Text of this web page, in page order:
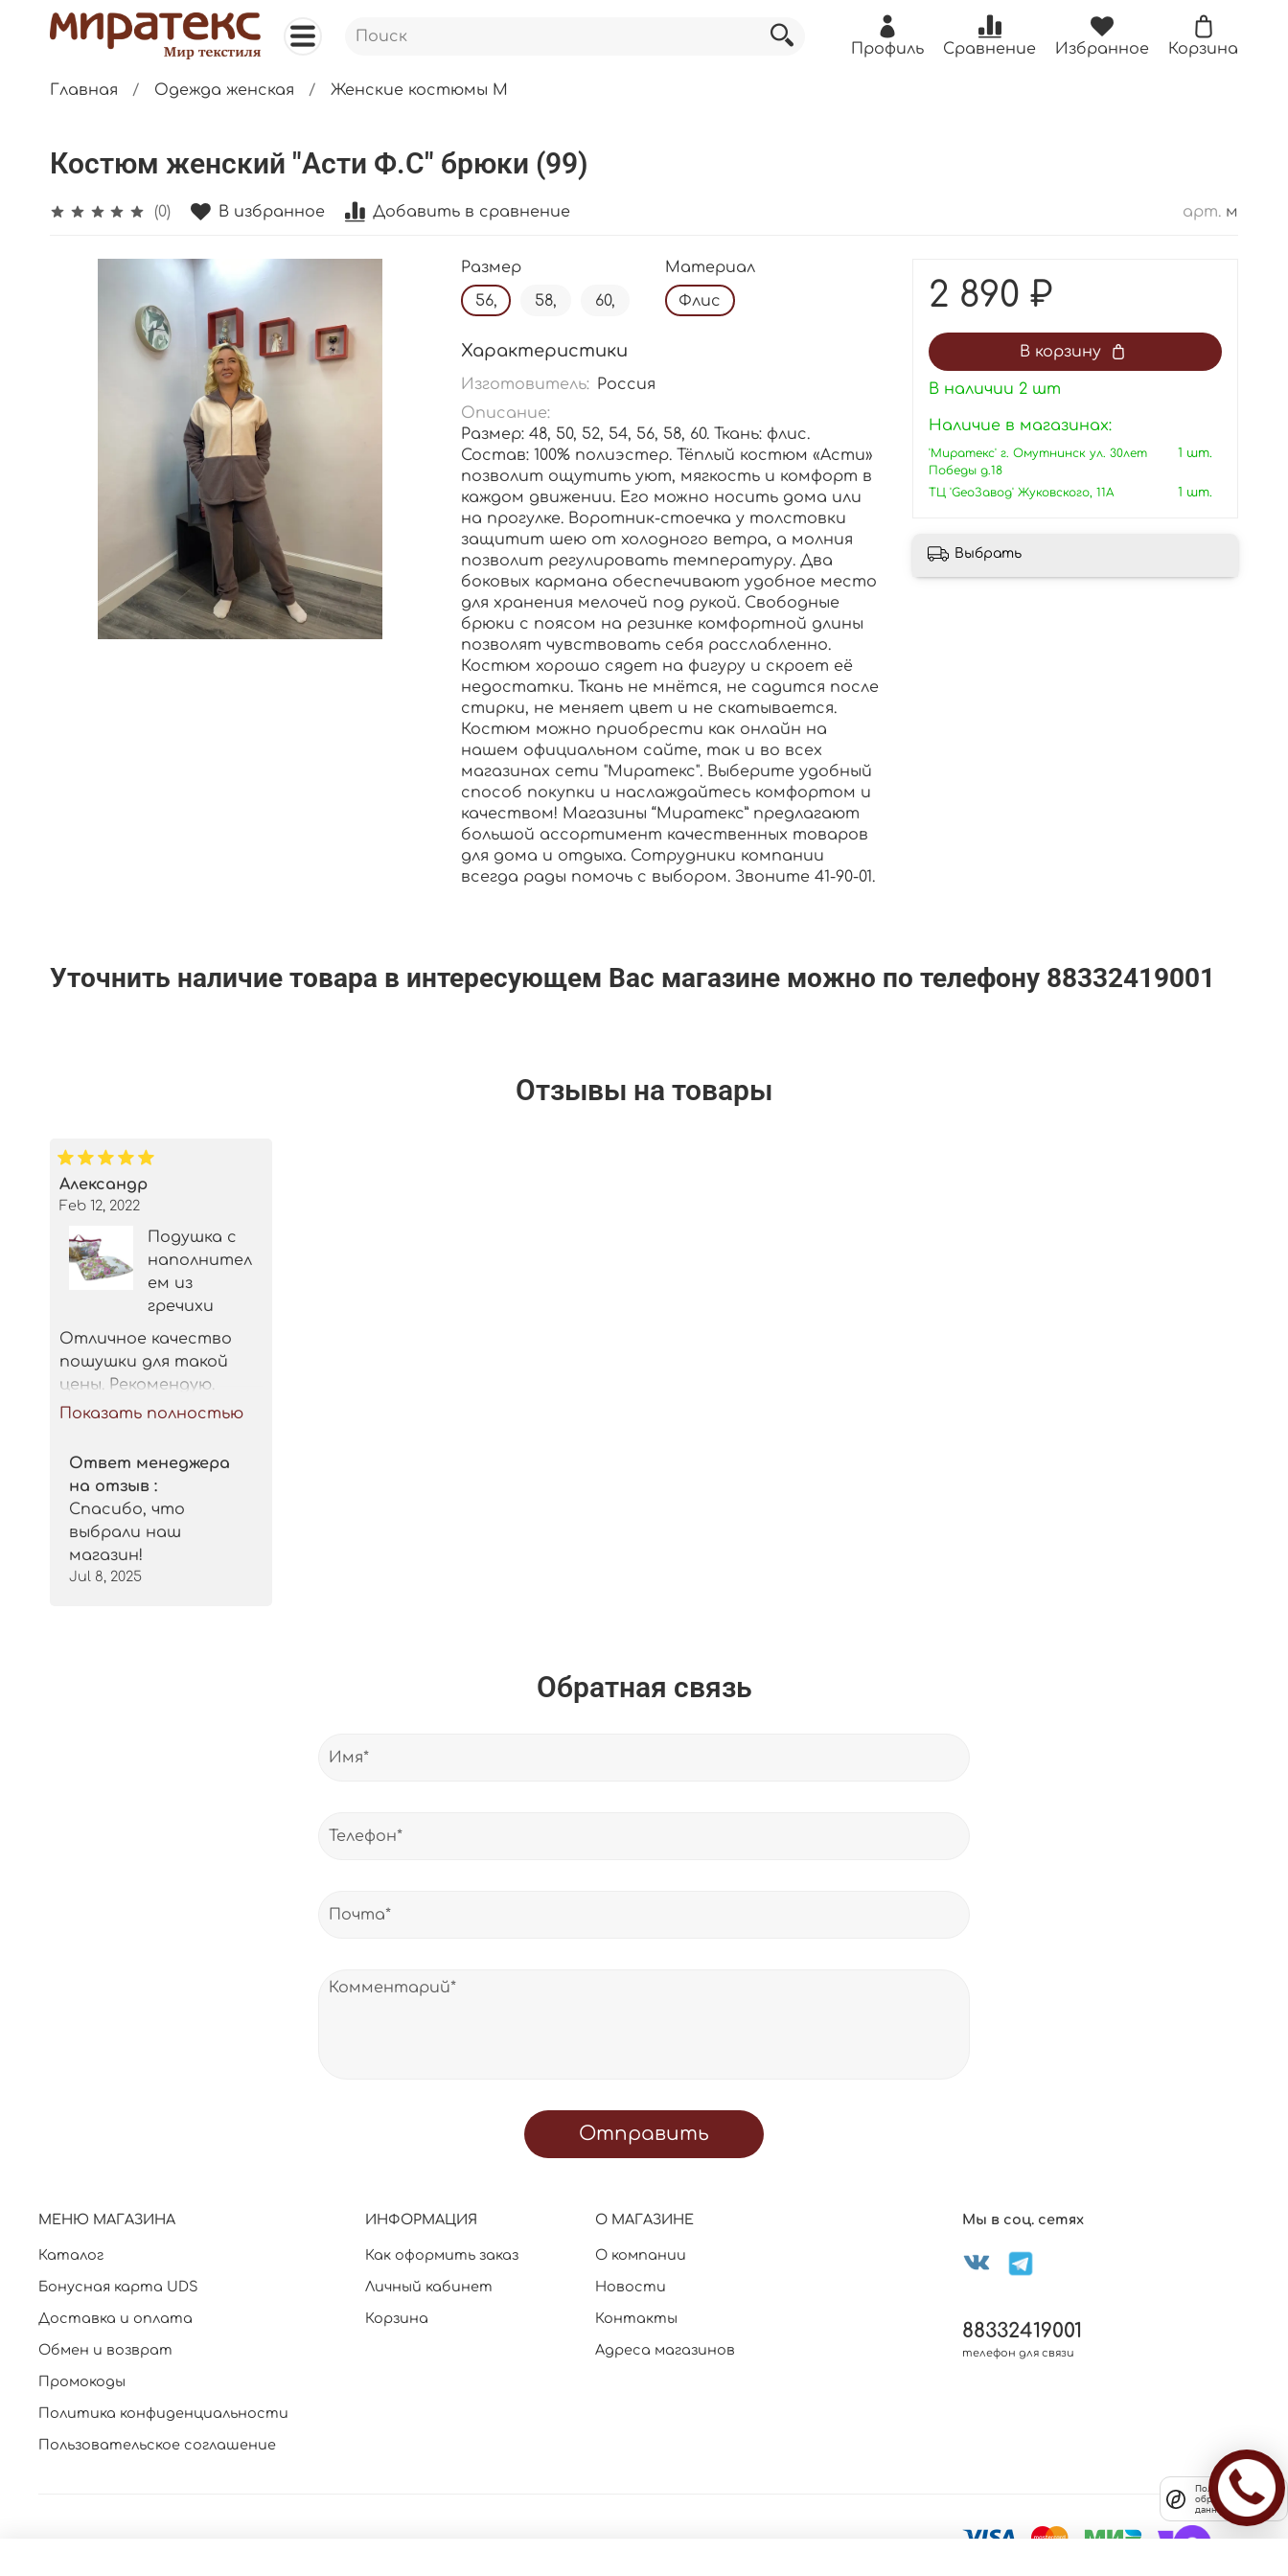
Профиль Сравнение Избранное Корзина
Главная Одежда женская Женские костюмы М
Костюм женский "Асти Ф.С" брюки (99)
(0) В избранное Добавить в сравнение арт. м
Размер
56,
58, 60,
Материал
Флис
Характеристики
Изготовитель: Россия
Описание:
Размер: 48, 50, 52, 54, 56, 58, 60. Ткань: флис.
Состав: 100% полиэстер. Тёплый костюм «Асти»
позволит ощутить уют, мягкость и комфорт в
каждом движении. Его можно носить дома или
на прогулке. Воротник-стоечка у толстовки
защитит шею от холодного ветра, а молния
позволит регулировать температуру. Два
боковых кармана обеспечивают удобное место
для хранения мелочей под рукой. Свободные
брюки с поясом на резинке комфортной длины
позволят чувствовать себя расслабленно.
Костюм хорошо сядет на фигуру и скроет её
недостатки. Ткань не мнётся, не садится после
стирки, не меняет цвет и не скатывается.
Костюм можно приобрести как онлайн на
нашем официальном сайте, так и во всех
магазинах сети "Миратекс". Выберите удобный
способ покупки и наслаждайтесь комфортом и
качеством! Магазины “Миратекс” предлагают
большой ассортимент качественных товаров
для дома и отдыха. Сотрудники компании
всегда рады помочь с выбором. Звоните 41-90-01.
2 890 ₽
В корзину
В наличии 2 шт
Наличие в магазинах:
'Миратекс' г. Омутнинск ул. 30лет
Победы д.18
1 шт.
ТЦ 'GeoЗавод' Жуковского, 11А 1 шт.
Выбрать
Уточнить наличие товара в интересующем Вас магазине можно по телефону 88332419001
Отзывы на товары
Александр
Feb 12, 2022
Подушка с
наполнител
ем из
гречихи
Отличное качество
пошушки для такой
цены. Рекомендую.
Показать полностью
Ответ менеджера
на отзыв :
Спасибо, что
выбрали наш
магазин!
Jul 8, 2025
Обратная связь
Отправить
МЕНЮ МАГАЗИНА
Каталог
Бонусная карта UDS
Доставка и оплата
Обмен и возврат
Промокоды
Политика конфиденциальности
Пользовательское соглашение
ИНФОРМАЦИЯ
Как оформить заказ
Личный кабинет
Корзина
О МАГАЗИНЕ
О компании
Новости
Контакты
Адреса магазинов
Мы в соц. сетях
88332419001
телефон для связи
Политика
обработки
данных